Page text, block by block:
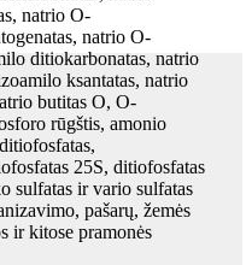
natrio O-
natrio O-
ditiokarbonatas, natrio
ksantatas, natrio
butitas O, O-
rūgštis, amonio
25S, ditiofosfatas
sulfatas ir vario sulfatas
pašarų, žemės
ir kitose pramonės